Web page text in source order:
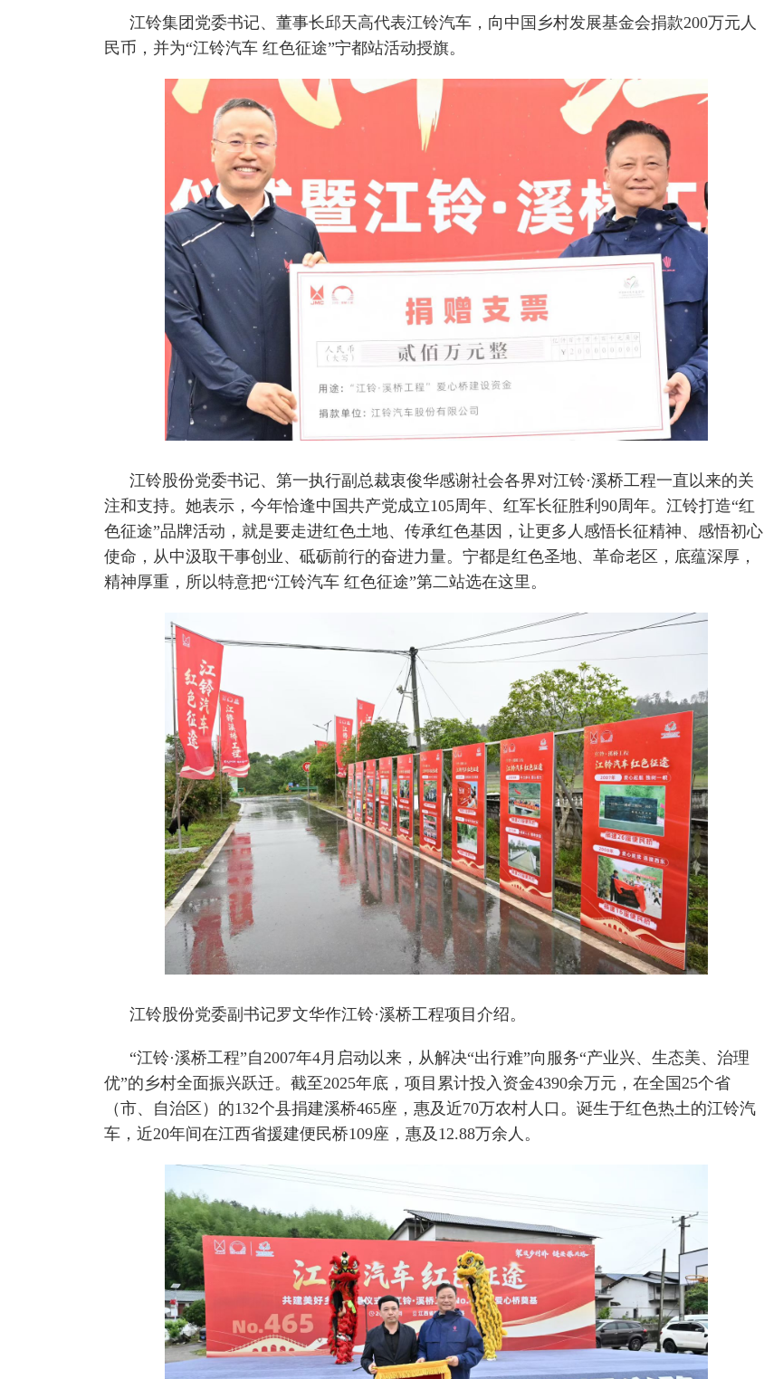
江铃集团党委书记、董事长邱天高代表江铃汽车，向中国乡村发展基金会捐款200万元人
民币，并为“江铃汽车 红色征途”宁都站活动授旗。
江铃股份党委书记、第一执行副总裁衷俊华感谢社会各界对江铃·溪桥工程一直以来的关
注和支持。她表示，今年恰逢中国共产党成立105周年、红军长征胜利90周年。江铃打造“红
色征途”品牌活动，就是要走进红色土地、传承红色基因，让更多人感悟长征精神、感悟初心
使命，从中汲取干事创业、砥砺前行的奋进力量。宁都是红色圣地、革命老区，底蕴深厚，
精神厚重，所以特意把“江铃汽车 红色征途”第二站选在这里。
江铃股份党委副书记罗文华作江铃·溪桥工程项目介绍。
“江铃·溪桥工程”自2007年4月启动以来，从解决“出行难”向服务“产业兴、生态美、治理
优”的乡村全面振兴跃迁。截至2025年底，项目累计投入资金4390余万元，在全国25个省
（市、自治区）的132个县捐建溪桥465座，惠及近70万农村人口。诞生于红色热土的江铃汽
车，近20年间在江西省援建便民桥109座，惠及12.88万余人。